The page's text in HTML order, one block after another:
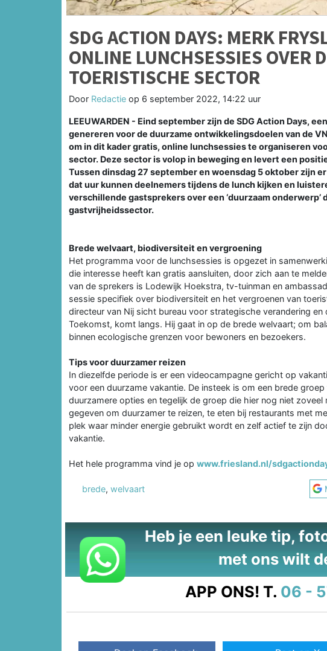
SDG ACTION DAYS: MERK
ONLINE LUNCHSESSIES OVER
TOERISTISCHE SECTOR
Door Redactie op 6 september 2022, 14:22 uur
LEEUWARDEN - Eind september zijn de SDG Action Days,
genereren voor de duurzame ontwikkelingsdoelen van de
om in dit kader gratis, online lunchsessies te organiseren
sector. Deze sector is volop in beweging en levert een
Tussen dinsdag 27 september en woensdag 5 oktober zijn
dat uur kunnen deelnemers tijdens de lunch kijken en
verschillende gastsprekers over een ‘duurzaam onderwerp’
gastvrijheidssector.
Brede welvaart, biodiversiteit en vergroening
Het programma voor de lunchsessies is opgezet in
die interesse heeft kan gratis aansluiten, door zich aan te
van de sprekers is Lodewijk Hoekstra, tv-tuinman en
sessie specifiek over biodiversiteit en het vergroenen van
directeur van Nij sicht bureau voor strategische verandering
Toekomst, komt langs. Hij gaat in op de brede welvaart; om
binnen ecologische grenzen voor bewoners en bezoekers.
Tips voor duurzamer reizen
In diezelfde periode is er een videocampagne gericht op
voor een duurzame vakantie. De insteek is om een brede
duurzamere opties en tegelijk de groep die hier nog niet
gegeven om duurzamer te reizen, te eten bij restaurants met
plek waar minder energie gebruikt wordt en zelf actief te zijn
vakantie.
Het hele programma vind je op www.friesland.nl/
brede, welvaart
Heb je een leuke tip,
met ons wilt
APP ONS! T. 06 -